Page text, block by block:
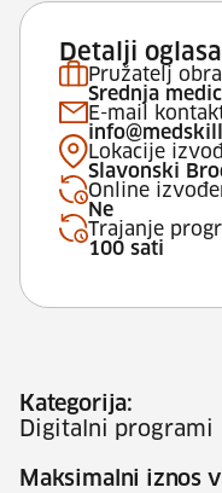
Detalji oglasa
Pružatelj
Srednja
E-mail
Lokacije
Slavonski
Online
Ne
Trajanje
100 sati
Kategorija:
Digitalni programi
Maksimalni iznos